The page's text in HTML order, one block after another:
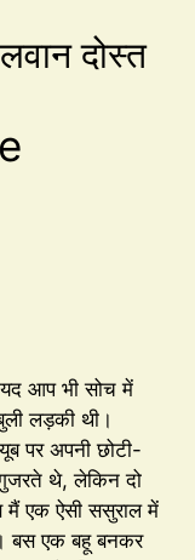
दोस्त
आप भी सोच में
लड़की थी।
पर अपनी छोटी-
थे, लेकिन दो
मैं एक ऐसी ससुराल में
बस एक बहू बनकर